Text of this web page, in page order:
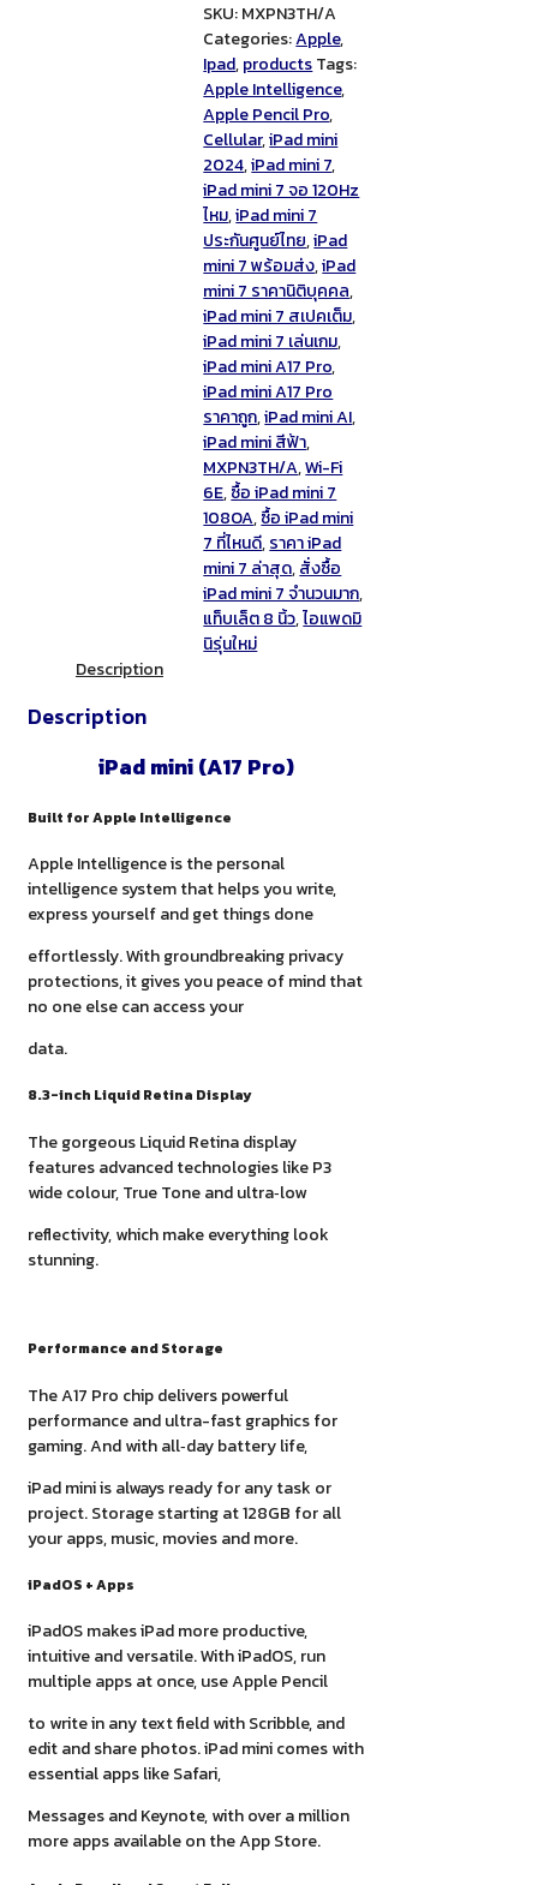
SKU:MXPN3TH/A
Categories:Apple,
Ipad,productsTags:
Apple Intelligence,
Apple Pencil Pro,
Cellular,iPad mini
2024,iPad mini 7,
iPad mini 7 จอ 120Hz
ไหม,iPad mini 7
ประกันศูนย์ไทย,iPad
mini 7 พร้อมส่ง,iPad
mini 7 ราคานิติบุคคล,
iPad mini 7 สเปคเต็ม,
iPad mini 7 เล่นเกม,
iPad mini A17 Pro,
iPad mini A17 Pro
ราคาถูก,iPad mini AI,
iPad mini สีฟ้า,
MXPN3TH/A,Wi-Fi
6E,ซื้อ iPad mini 7
108OA,ซื้อ iPad mini
7 ที่ไหนดี,ราคา iPad
mini 7 ล่าสุด,สั่งซื้อ
iPad mini 7 จำนวนมาก,
แท็บเล็ต 8 นิ้ว,ไอแพดมิ
นิรุ่นใหม่
Description
Description
iPad mini (A17 Pro)
Built for Apple Intelligence
Apple Intelligence is the personal
intelligence system that helps you write,
express yourself and get things done
effortlessly. With groundbreaking privacy
protections, it gives you peace of mind that
no one else can access your
data.
8.3-inch Liquid Retina Display
The gorgeous Liquid Retina display
features advanced technologies like P3
wide colour, True Tone and ultra‑low
reflectivity, which make everything look
stunning.
Performance and Storage
The A17 Pro chip delivers powerful
performance and ultra-fast graphics for
gaming. And with all‑day battery life,
iPad mini is always ready for any task or
project. Storage starting at 128GB for all
your apps, music, movies and more.
iPadOS + Apps
iPadOS makes iPad more productive,
intuitive and versatile. With iPadOS, run
multiple apps at once, use Apple Pencil
to write in any text field with Scribble, and
edit and share photos. iPad mini comes with
essential apps like Safari,
Messages and Keynote, with over a million
more apps available on the App Store.